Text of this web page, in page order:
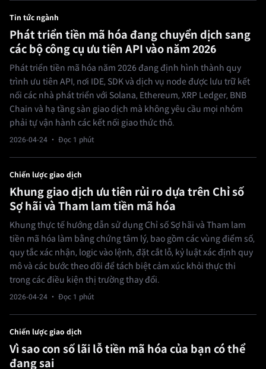
Tin tức ngành
Phát triển tiền mã hóa đang chuyển dịch sang
các bộ công cụ ưu tiên API vào năm 2026
Phát triển tiền mã hóa năm 2026 đang định hình thành quy
trình ưu tiên API, nơi IDE, SDK và dịch vụ node được lưu trữ kết
nối các nhà phát triển với Solana, Ethereum, XRP Ledger, BNB
Chain và hạ tầng sàn giao dịch mà không yêu cầu mọi nhóm
phải tự vận hành các kết nối giao thức thô.
2026-04-24 · Đọc 1 phút
Chiến lược giao dịch
Khung giao dịch ưu tiên rủi ro dựa trên Chỉ số
Sợ hãi và Tham lam tiền mã hóa
Khung thực tế hướng dẫn sử dụng Chỉ số Sợ hãi và Tham lam
tiền mã hóa làm bằng chứng tâm lý, bao gồm các vùng điểm số,
quy tắc xác nhận, logic vào lệnh, đặt cắt lỗ, kỷ luật xác định quy
mô và các bước theo dõi để tách biệt cảm xúc khỏi thực thi
trong các điều kiện thị trường thay đổi.
2026-04-24 · Đọc 1 phút
Chiến lược giao dịch
Vì sao con số lãi lỗ tiền mã hóa của bạn có thể
đang sai